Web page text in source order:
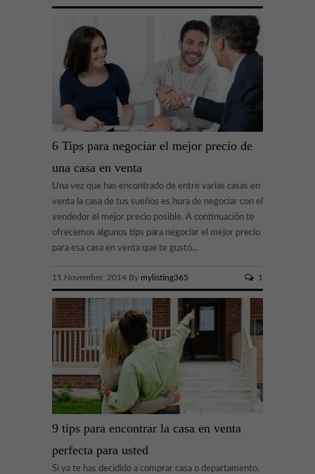
6 Tips para negociar el mejor precio de
una casa en venta
Una vez que has encontrado de entre varias casas en
venta la casa de tus sueños es hora de negociar con el
vendedor el mejor precio posible. A continuación te
ofrecemos algunos tips para negociar el mejor precio
para esa casa en venta que te gustó...
11 November, 2014 By mylisting365 1
9 tips para encontrar la casa en venta
perfecta para usted
Si ya te has decidido a comprar casa o departamento,